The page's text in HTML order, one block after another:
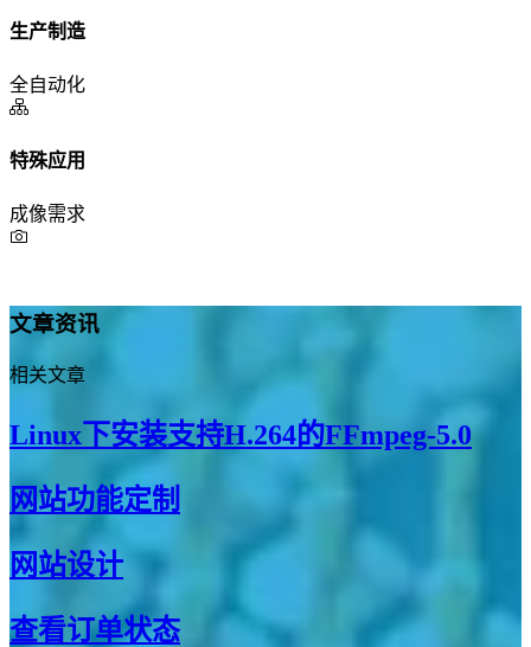
生产制造
全自动化
特殊应用
成像需求
文章资讯
相关文章
Linux下安装支持H.264的FFmpeg-5.0
网站功能定制
网站设计
查看订单状态